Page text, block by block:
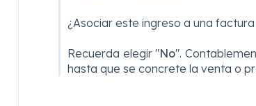
¿Asociar este ingreso a una
Recuerda elegir "No".
hasta que se concrete la venta o